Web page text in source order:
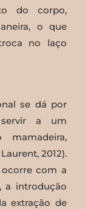
do corpo,
o que
no laço
se dá por
a um
2012).
com a
a introdução
extração de